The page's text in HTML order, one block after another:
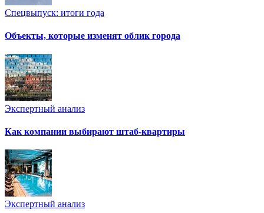
Спецвыпуск: итоги года
Объекты, которые изменят облик города
Экспертный анализ
Как компании выбирают штаб-квартиры
Экспертный анализ